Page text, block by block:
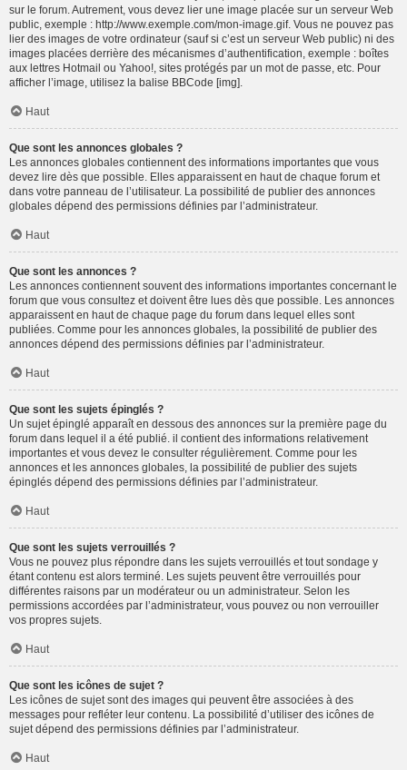
sur le forum. Autrement, vous devez lier une image placée sur un serveur Web
public, exemple : http://www.exemple.com/mon-image.gif. Vous ne pouvez pas
lier des images de votre ordinateur (sauf si c’est un serveur Web public) ni des
images placées derrière des mécanismes d’authentification, exemple : boîtes
aux lettres Hotmail ou Yahoo!, sites protégés par un mot de passe, etc. Pour
afficher l’image, utilisez la balise BBCode [img].
Haut
Que sont les annonces globales ?
Les annonces globales contiennent des informations importantes que vous
devez lire dès que possible. Elles apparaissent en haut de chaque forum et
dans votre panneau de l’utilisateur. La possibilité de publier des annonces
globales dépend des permissions définies par l’administrateur.
Haut
Que sont les annonces ?
Les annonces contiennent souvent des informations importantes concernant le
forum que vous consultez et doivent être lues dès que possible. Les annonces
apparaissent en haut de chaque page du forum dans lequel elles sont
publiées. Comme pour les annonces globales, la possibilité de publier des
annonces dépend des permissions définies par l’administrateur.
Haut
Que sont les sujets épinglés ?
Un sujet épinglé apparaît en dessous des annonces sur la première page du
forum dans lequel il a été publié. il contient des informations relativement
importantes et vous devez le consulter régulièrement. Comme pour les
annonces et les annonces globales, la possibilité de publier des sujets
épinglés dépend des permissions définies par l’administrateur.
Haut
Que sont les sujets verrouillés ?
Vous ne pouvez plus répondre dans les sujets verrouillés et tout sondage y
étant contenu est alors terminé. Les sujets peuvent être verrouillés pour
différentes raisons par un modérateur ou un administrateur. Selon les
permissions accordées par l’administrateur, vous pouvez ou non verrouiller
vos propres sujets.
Haut
Que sont les icônes de sujet ?
Les icônes de sujet sont des images qui peuvent être associées à des
messages pour refléter leur contenu. La possibilité d’utiliser des icônes de
sujet dépend des permissions définies par l’administrateur.
Haut